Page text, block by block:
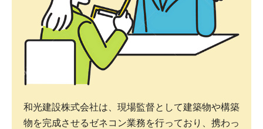
和光建設株式会社は、現場監督として建築物や構築
物を完成させるゼネコン業務を行っており、携わっ